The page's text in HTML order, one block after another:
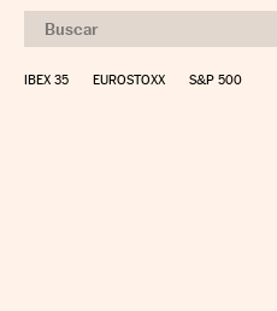
IBEX 35 EUROSTOXX S&P 500